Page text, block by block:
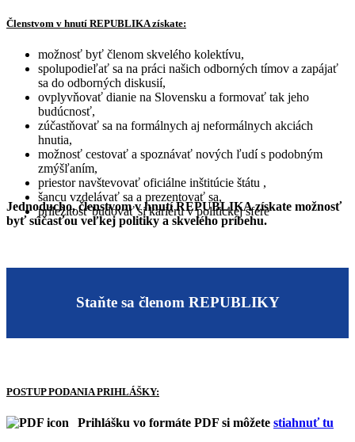
Členstvom v hnutí REPUBLIKA získate:
možnosť byť členom skvelého kolektívu,
spolupodieľať sa na práci našich odborných tímov a zapájať
sa do odborných diskusií,
ovplyvňovať dianie na Slovensku a formovať tak jeho
budúcnosť,
zúčastňovať sa na formálnych aj neformálnych akciách
hnutia,
možnosť cestovať a spoznávať nových ľudí s podobným
zmýšľaním,
priestor navštevovať oficiálne inštitúcie štátu ,
šancu vzdelávať sa a prezentovať sa,
príležitosť budovať si kariéru v politickej sfére
Jednoducho, členstvom v hnutí REPUBLIKA získate možnosť
byť súčasťou veľkej politiky a skvelého príbehu.
Staňte sa členom REPUBLIKY
POSTUP PODANIA PRIHLÁŠKY:
Prihlášku vo formáte PDF si môžete stiahnuť tu